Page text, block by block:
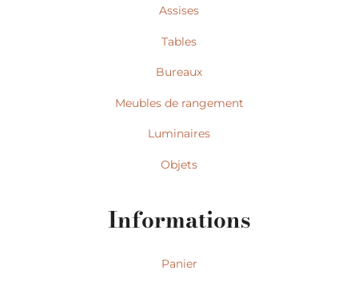
Assises
Tables
Bureaux
Meubles de rangement
Luminaires
Objets
Informations
Panier